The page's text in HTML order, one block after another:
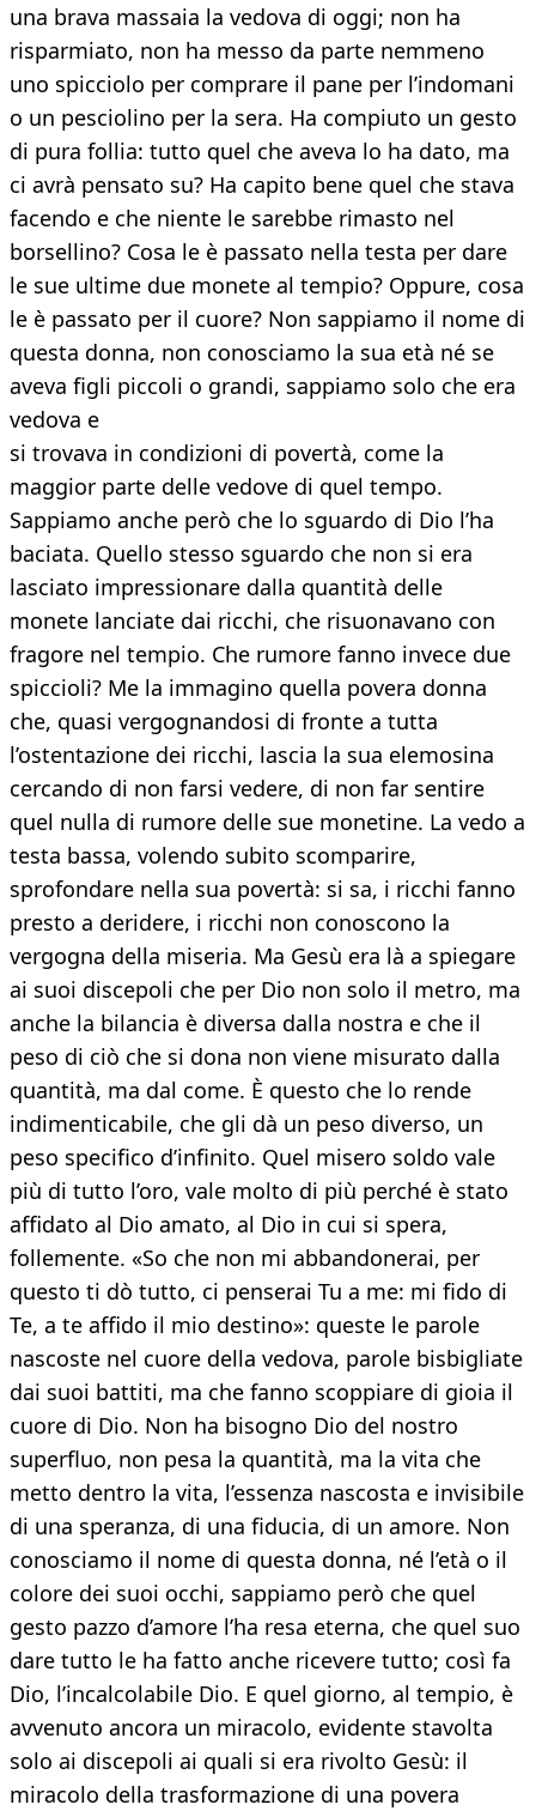
una brava massaia la vedova di oggi; non ha
risparmiato, non ha messo da parte nemmeno
uno spicciolo per comprare il pane per l’indomani
o un pesciolino per la sera. Ha compiuto un gesto
di pura follia: tutto quel che aveva lo ha dato, ma
ci avrà pensato su? Ha capito bene quel che stava
facendo e che niente le sarebbe rimasto nel
borsellino? Cosa le è passato nella testa per dare
le sue ultime due monete al tempio? Oppure, cosa
le è passato per il cuore? Non sappiamo il nome di
questa donna, non conosciamo la sua età né se
aveva figli piccoli o grandi, sappiamo solo che era
vedova e
si trovava in condizioni di povertà, come la
maggior parte delle vedove di quel tempo.
Sappiamo anche però che lo sguardo di Dio l’ha
baciata. Quello stesso sguardo che non si era
lasciato impressionare dalla quantità delle
monete lanciate dai ricchi, che risuonavano con
fragore nel tempio. Che rumore fanno invece due
spiccioli? Me la immagino quella povera donna
che, quasi vergognandosi di fronte a tutta
l’ostentazione dei ricchi, lascia la sua elemosina
cercando di non farsi vedere, di non far sentire
quel nulla di rumore delle sue monetine. La vedo a
testa bassa, volendo subito scomparire,
sprofondare nella sua povertà: si sa, i ricchi fanno
presto a deridere, i ricchi non conoscono la
vergogna della miseria. Ma Gesù era là a spiegare
ai suoi discepoli che per Dio non solo il metro, ma
anche la bilancia è diversa dalla nostra e che il
peso di ciò che si dona non viene misurato dalla
quantità, ma dal come. È questo che lo rende
indimenticabile, che gli dà un peso diverso, un
peso specifico d’infinito. Quel misero soldo vale
più di tutto l’oro, vale molto di più perché è stato
affidato al Dio amato, al Dio in cui si spera,
follemente. «So che non mi abbandonerai, per
questo ti dò tutto, ci penserai Tu a me: mi fido di
Te, a te affido il mio destino»: queste le parole
nascoste nel cuore della vedova, parole bisbigliate
dai suoi battiti, ma che fanno scoppiare di gioia il
cuore di Dio. Non ha bisogno Dio del nostro
superfluo, non pesa la quantità, ma la vita che
metto dentro la vita, l’essenza nascosta e invisibile
di una speranza, di una fiducia, di un amore. Non
conosciamo il nome di questa donna, né l’età o il
colore dei suoi occhi, sappiamo però che quel
gesto pazzo d’amore l’ha resa eterna, che quel suo
dare tutto le ha fatto anche ricevere tutto; così fa
Dio, l’incalcolabile Dio. E quel giorno, al tempio, è
avvenuto ancora un miracolo, evidente stavolta
solo ai discepoli ai quali si era rivolto Gesù: il
miracolo della trasformazione di una povera